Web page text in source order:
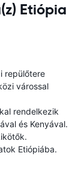
Etiópia
repülőtere
várossal
rendelkezik
és Kenyával.
Etiópiába.